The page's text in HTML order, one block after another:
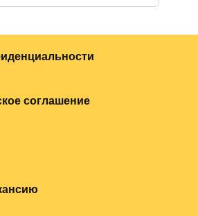
соглашение